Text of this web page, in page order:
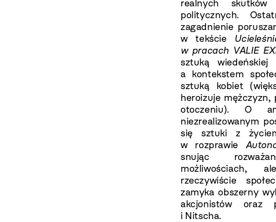
realnych
politycznych.
zagadnienie
w tekście
w pracach VALIE
sztuką wiedeńskiej
a kontekstem
sztuką kobiet
heroizuje mężczyzn,
otoczeniu). O
niezrealizowanym
się sztuki z
w rozprawie
snując
możliwościach,
rzeczywiście
zamyka obszerny
akcjonistów oraz
i Nitscha.